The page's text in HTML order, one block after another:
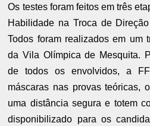
Os testes foram feitos em três
Habilidade na Troca de
Todos foram realizados em um
da Vila Olímpica de Mesquita.
de todos os envolvidos, a
máscaras nas provas teóricas,
uma distância segura e totem
disponibilizado para os